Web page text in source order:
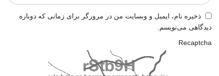
ذخیره نام، ایمیل و وبسایت من در مرورگر برای زمانی که دوباره
دیدگاهی می‌نویسم.
Recaptcha